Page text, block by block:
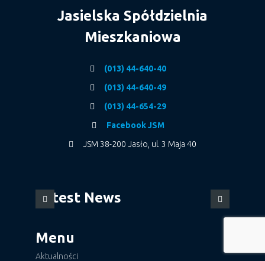
Jasielska Spółdzielnia
Mieszkaniowa
(013) 44-640-40
(013) 44-640-49
(013) 44-654-29
Facebook JSM
JSM 38-200 Jasło, ul. 3 Maja 40
Latest News
Menu
Aktualności